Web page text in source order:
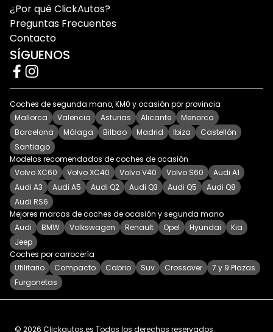
¿Por qué ClickAutos?
Preguntas Frecuentes
Contacto
SÍGUENOS
Coches de segunda mano, KM0 y ocasión por provincia
Mallorca
Valencia Asturias Alicante
Menorca
Barcelona
Málaga Bilbao Madrid Ibiza
Castellón
Santiago
Modelos recomendados de coches de ocasión
Volvo XC60
Volvo XC40 Volvo V40 Volvo S60
Audi A1
Audi A3
Audi A5 Audi Q2 Audi Q3 Audi Q5
Audi Q8
Audi RS6
Mejores marcas de coches de ocasión y segunda mano
Audi
BMW Volkswagen Renault Opel Hyundai
Kia
Jeep
Coches por carrocería
Utilitario
Compacto Cabrio Suv Crossover
7 y 9 Plazas
Furgonetas
© 2026 Clickautos.es Todos los derechos reservados